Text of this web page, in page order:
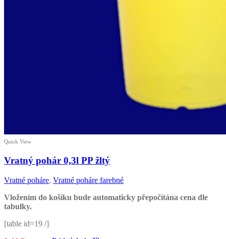
Quick View
Vratný pohár 0,3l PP žltý
Vratné poháre, Vratné poháre farebné
Vložením do košíku bude automaticky přepočítána cena dle
tabulky.
[table id=19 /]